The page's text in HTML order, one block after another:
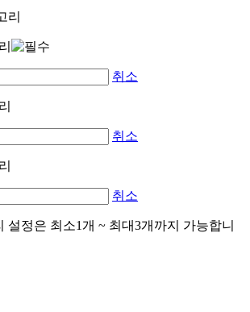
리
취소
취소
취소
설정은 최소1개 ~ 최대3개까지 가능합니